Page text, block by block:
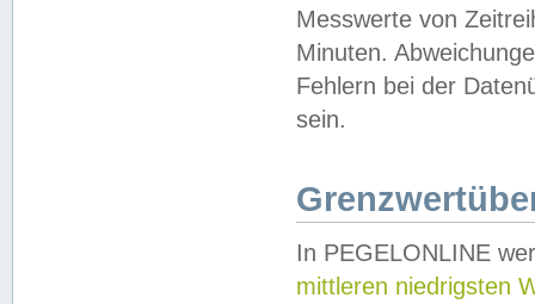
Messwerte von
Minuten.
Fehlern bei der
sein.
In PEGELONLINE
mittleren niedrigsten